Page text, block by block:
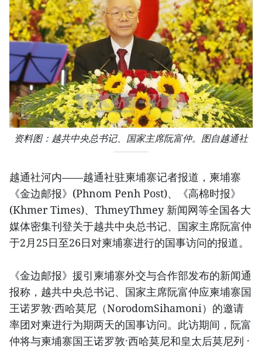
资料图：越共中央总书记、国家主席阮富仲。图自越通社
越通社河内——越通社驻柬埔寨记者报道，柬埔寨
《金边邮报》(Phnom Penh Post)、《高棉时报》
(Khmer Times)、ThmeyThmey 新闻网等全国各大
媒体密集刊登关于越共中央总书记、国家主席阮富仲
于2月25日至26日对柬埔寨进行的国事访问的报道。
《金边邮报》援引柬埔寨外交与合作部发布的新闻通
报称，越共中央总书记、国家主席阮富仲应柬埔寨国
王诺罗敦·西哈莫尼（NorodomSihamoni）的邀请
率团对柬进行为期两天的国事访问。此访期间，阮富
仲将与柬埔寨国王诺罗敦·西哈莫尼和皇太后莫尼列 ·